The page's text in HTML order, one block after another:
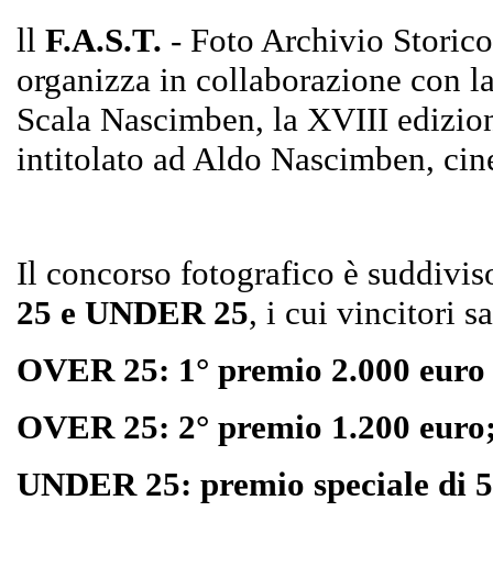
ll F.A.S.T. - Foto Archivio
organizza in collaborazione con
Scala Nascimben, la XVIII
intitolato ad Aldo Nascimben,
Il concorso fotografico è
25 e UNDER 25, i cui vincitori
OVER 25: 1° premio 2.000 euro
OVER 25: 2° premio 1.200
UNDER 25: premio speciale di